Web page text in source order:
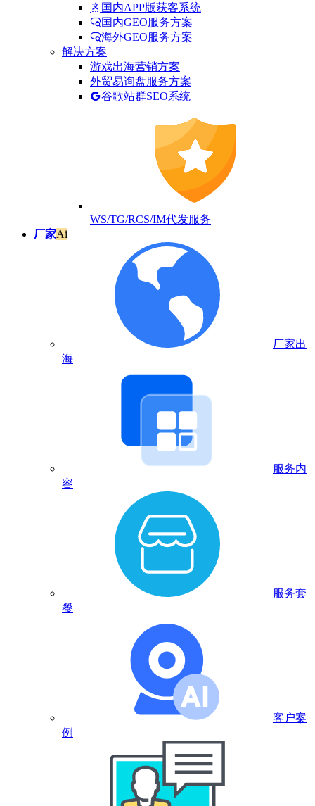
国内APP版获客系统
国内GEO服务方案
海外GEO服务方案
解决方案
游戏出海营销方案
外贸易询盘服务方案
谷歌站群SEO系统
WS/TG/RCS/IM代发服务
厂家Ai
厂家出
海
服务内
容
服务套
餐
客户案
例